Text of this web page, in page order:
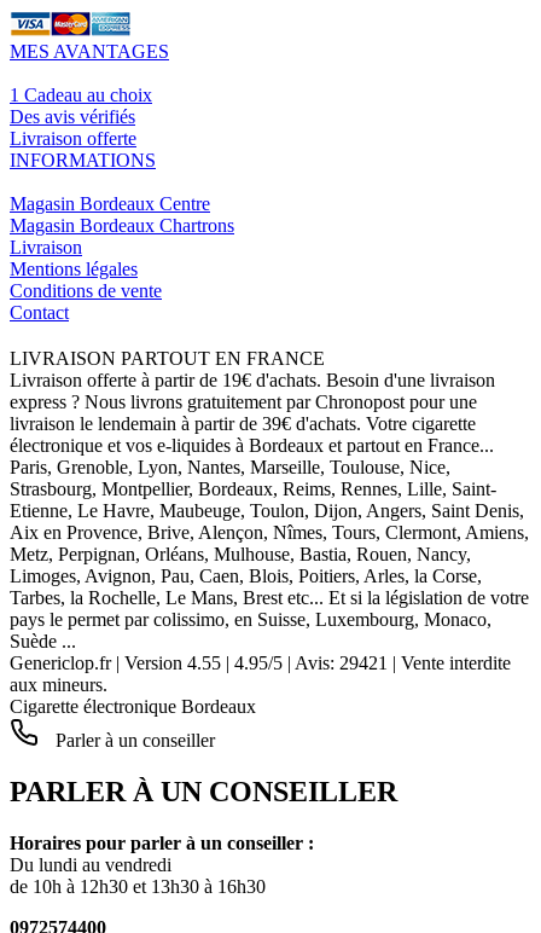
MES AVANTAGES
1 Cadeau au choix
Des avis vérifiés
Livraison offerte
INFORMATIONS
Magasin Bordeaux Centre
Magasin Bordeaux Chartrons
Livraison
Mentions légales
Conditions de vente
Contact
LIVRAISON PARTOUT EN FRANCE
Livraison offerte à partir de 19€ d'achats. Besoin d'une livraison
express ? Nous livrons gratuitement par Chronopost pour une
livraison le lendemain à partir de 39€ d'achats. Votre cigarette
électronique et vos e-liquides à Bordeaux et partout en France...
Paris, Grenoble, Lyon, Nantes, Marseille, Toulouse, Nice,
Strasbourg, Montpellier, Bordeaux, Reims, Rennes, Lille, Saint-
Etienne, Le Havre, Maubeuge, Toulon, Dijon, Angers, Saint Denis,
Aix en Provence, Brive, Alençon, Nîmes, Tours, Clermont, Amiens,
Metz, Perpignan, Orléans, Mulhouse, Bastia, Rouen, Nancy,
Limoges, Avignon, Pau, Caen, Blois, Poitiers, Arles, la Corse,
Tarbes, la Rochelle, Le Mans, Brest etc... Et si la législation de votre
pays le permet par colissimo, en Suisse, Luxembourg, Monaco,
Suède ...
Genericlop.fr| Version 4.55 | 4.95/5 | Avis: 29421 | Vente interdite
aux mineurs.
Cigarette électronique Bordeaux
Parler à un conseiller
PARLER À UN CONSEILLER
Horaires pour parler à un conseiller :
Du lundi au vendredi
de 10h à 12h30 et 13h30 à 16h30
0972574400